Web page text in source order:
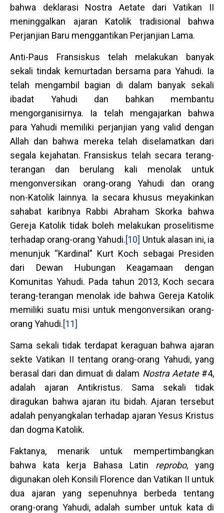
bahwa deklarasi Nostra Aetate dari Vatikan II
meninggalkan ajaran Katolik tradisional bahwa
Perjanjian Baru menggantikan Perjanjian Lama.
Anti-Paus Fransiskus telah melakukan banyak
sekali tindak kemurtadan bersama para Yahudi. Ia
telah mengambil bagian di dalam banyak sekali
ibadat Yahudi dan bahkan membantu
mengorganisirnya. Ia telah mengajarkan bahwa
para Yahudi memiliki perjanjian yang valid dengan
Allah dan bahwa mereka telah diselamatkan dari
segala kejahatan. Fransiskus telah secara terang-
terangan dan berulang kali menolak untuk
mengonversikan orang-orang Yahudi dan orang
non-Katolik lainnya. Ia secara khusus meyakinkan
sahabat karibnya Rabbi Abraham Skorka bahwa
Gereja Katolik tidak boleh melakukan proselitisme
terhadap orang-orang Yahudi.[10] Untuk alasan ini, ia
menunjuk “Kardinal” Kurt Koch sebagai Presiden
dari Dewan Hubungan Keagamaan dengan
Komunitas Yahudi. Pada tahun 2013, Koch secara
terang-terangan menolak ide bahwa Gereja Katolik
memiliki suatu misi untuk mengonversikan orang-
orang Yahudi.[11]
Sama sekali tidak terdapat keraguan bahwa ajaran
sekte Vatikan II tentang orang-orang Yahudi, yang
berasal dari dan dimuat di dalam Nostra Aetate #4,
adalah ajaran Antikristus. Sama sekali tidak
diragukan bahwa ajaran itu bidah. Ajaran tersebut
adalah penyangkalan terhadap ajaran Yesus Kristus
dan dogma Katolik.
Faktanya, menarik untuk mempertimbangkan
bahwa kata kerja Bahasa Latin reprobo, yang
digunakan oleh Konsili Florence dan Vatikan II untuk
dua ajaran yang sepenuhnya berbeda tentang
orang-orang Yahudi, adalah sumber untuk kata di